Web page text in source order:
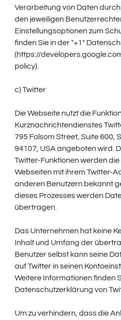
Verarbeitung von Daten durch
den jeweiligen
Einstellungsoptionen zum
finden Sie in der "+1"
(https://
policy).
c) Twitter
Die Webseite nutzt die
Kurznachrichtendienstes
795 Folsom Street, Suite 600,
94107, USA angeboten wird.
Twitter-Funktionen werden
Webseiten mit ihrem Twitter-
anderen Benutzern bekannt
dieses Prozesses werden
übertragen.
Das Unternehmen hat keine
Inhalt und Umfang der
Benutzer selbst kann seine
auf Twitter in seinen
Weitere Informationen finden
Datenschutzerklärung von
Um zu verhindern, dass die